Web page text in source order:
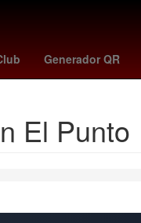
Generador QR
Jonatan Maidana
El Punto